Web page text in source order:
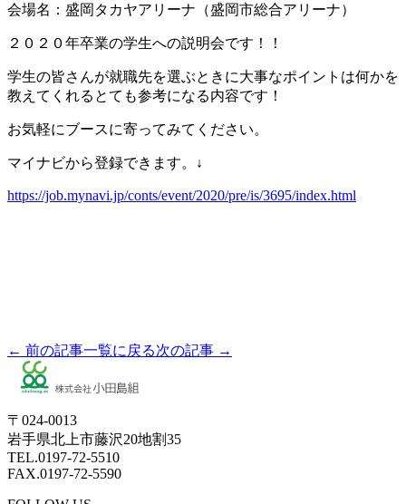
会場名：盛岡タカヤアリーナ（盛岡市総合アリーナ）
２０２０年卒業の学生への説明会です！！
学生の皆さんが就職先を選ぶときに大事なポイントは何かを
教えてくれるとても参考になる内容です！
お気軽にブースに寄ってみてください。
マイナビから登録できます。↓
https://job.mynavi.jp/conts/event/2020/pre/is/3695/index.html
← 前の記事一覧に戻る次の記事 →
〒024-0013
岩手県北上市藤沢20地割35
TEL.0197-72-5510
FAX.0197-72-5590